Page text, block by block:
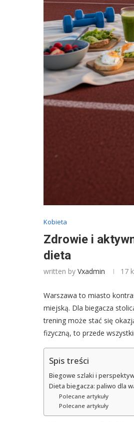
Kobieta
Zdrowie i
dieta
written by Vxadmin 17
Warszawa to miasto
miejską. Dla biegacza
trening może stać się
fizyczną, to przede
Spis treści
Biegowe szlaki i
Dieta biegacza: paliwo dla
Polecane artykuły
Polecane artykuły